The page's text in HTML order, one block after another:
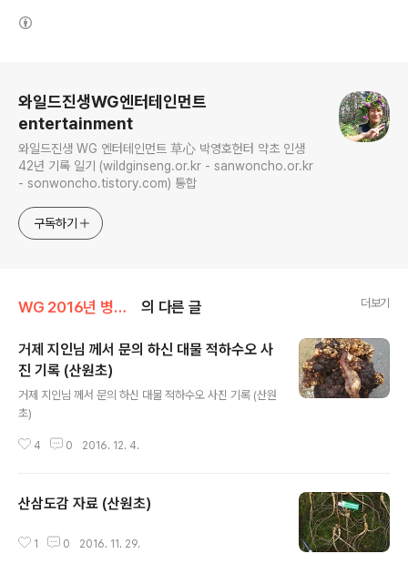
와일드진생WG엔터테인먼트
entertainment
와일드진생 WG 엔터테인먼트 草心 박영호헌터 약초 인생
42년 기록 일기 (wildginseng.or.kr - sanwoncho.or.kr
- sonwoncho.tistory.com) 통합
구독하기
WG 2016년 병신년 기록 의 다른 글 더보기
거제 지인님 께서 문의 하신 대물 적하수오 사
진 기록 (산원초)
거제 지인님 께서 문의 하신 대물 적하수오 사진 기록 (산원
초)
4 0 2016. 12. 4.
산삼도감 자료 (산원초)
1 0 2016. 11. 29.